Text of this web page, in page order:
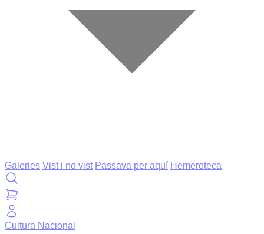
Galeries Vist i no vist Passava per aquí Hemeroteca
Cultura Nacional